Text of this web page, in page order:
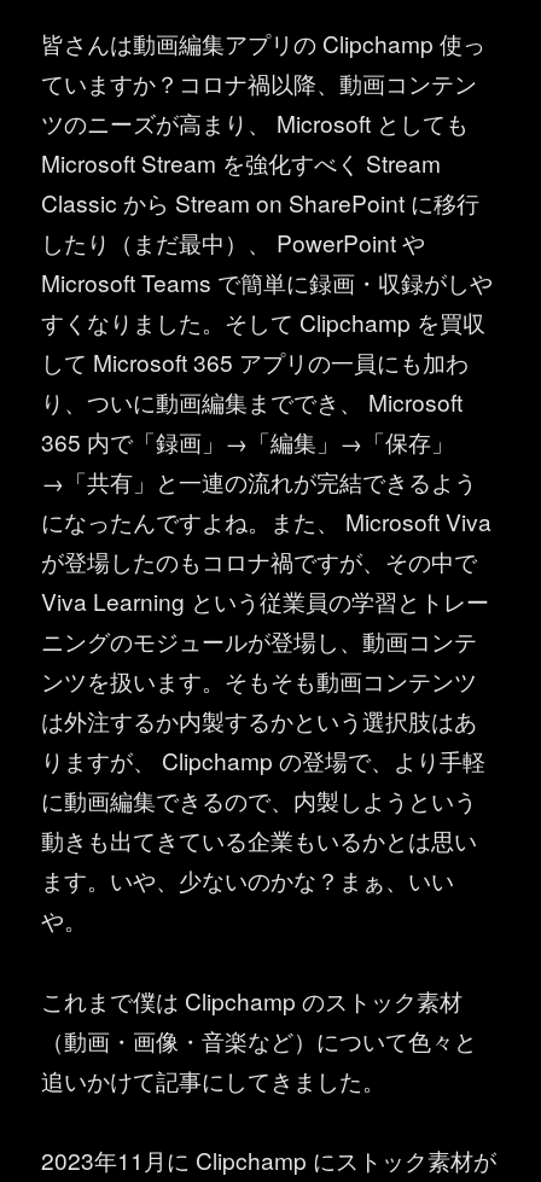
皆さんは動画編集アプリの Clipchamp 使っ
ていますか？コロナ禍以降、動画コンテン
ツのニーズが高まり、 Microsoft としても
Microsoft Stream を強化すべく Stream
Classic から Stream on SharePoint に移行
したり（まだ最中）、 PowerPoint や
Microsoft Teams で簡単に録画・収録がしや
すくなりました。そして Clipchamp を買収
して Microsoft 365 アプリの一員にも加わ
り、ついに動画編集まででき、 Microsoft
365 内で「録画」→「編集」→「保存」
→「共有」と一連の流れが完結できるよう
になったんですよね。また、 Microsoft Viva
が登場したのもコロナ禍ですが、その中で
Viva Learning という従業員の学習とトレー
ニングのモジュールが登場し、動画コンテ
ンツを扱います。そもそも動画コンテンツ
は外注するか内製するかという選択肢はあ
りますが、 Clipchamp の登場で、より手軽
に動画編集できるので、内製しようという
動きも出てきている企業もいるかとは思い
ます。いや、少ないのかな？まぁ、いい
や。
これまで僕は Clipchamp のストック素材
（動画・画像・音楽など）について色々と
追いかけて記事にしてきました。
2023年11月に Clipchamp にストック素材が